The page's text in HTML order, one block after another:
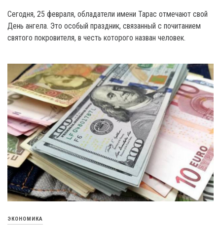
Сегодня, 25 февраля, обладатели имени Тарас отмечают свой
День ангела. Это особый праздник, связанный с почитанием
святого покровителя, в честь которого назван человек.
ЭКОНОМИКА